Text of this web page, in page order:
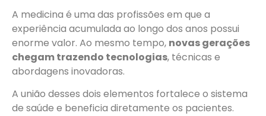
A medicina é uma das profissões em que a
experiência acumulada ao longo dos anos possui
enorme valor. Ao mesmo tempo, novas gerações
chegam trazendo tecnologias, técnicas e
abordagens inovadoras.
A união desses dois elementos fortalece o sistema
de saúde e beneficia diretamente os pacientes.